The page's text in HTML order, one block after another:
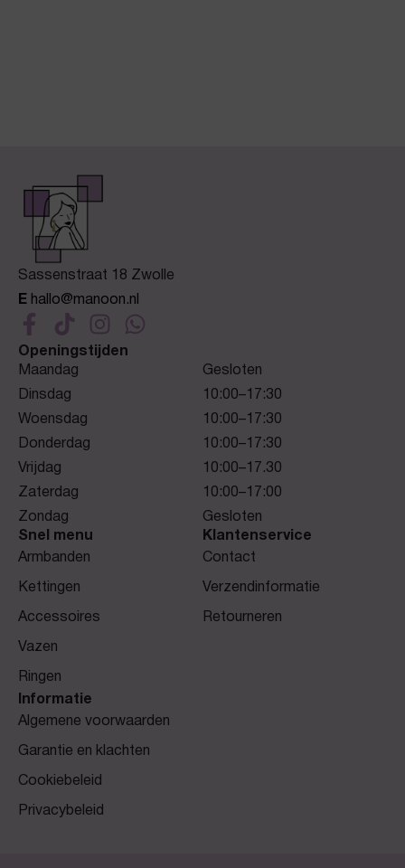
Sassenstraat 18 Zwolle
E hallo@manoon.nl
Openingstijden
Maandag
Gesloten
Dinsdag
10:00–17:30
Woensdag
10:00–17:30
Donderdag
10:00–17:30
Vrijdag
10:00–17.30
Zaterdag
10:00–17:00
Zondag
Gesloten
Snel menu
Armbanden
Kettingen
Accessoires
Vazen
Ringen
Klantenservice
Contact
Verzendinformatie
Retourneren
Informatie
Algemene voorwaarden
Garantie en klachten
Cookiebeleid
Privacybeleid